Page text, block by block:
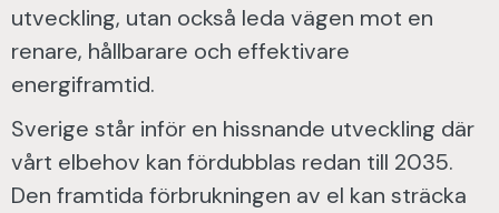
utveckling, utan också leda vägen mot en
renare, hållbarare och effektivare
energiframtid.
Sverige står inför en hissnande utveckling där
vårt elbehov kan fördubblas redan till 2035.
Den framtida förbrukningen av el kan sträcka